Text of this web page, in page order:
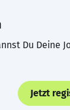
Du Deine
Jetzt